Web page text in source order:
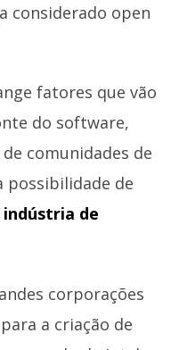
considerado open
fatores que vão
do software,
comunidades de
possibilidade de
de
corporações
a criação de